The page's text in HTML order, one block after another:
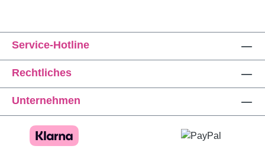
Service-Hotline
Rechtliches
Unternehmen